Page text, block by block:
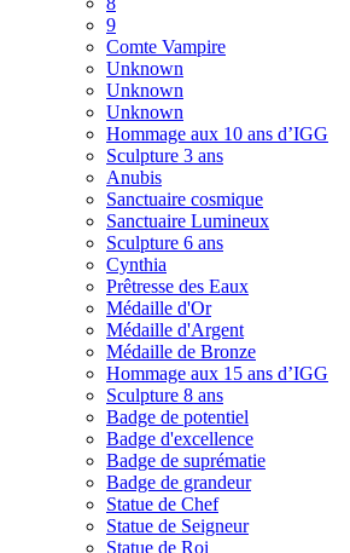
9
Comte Vampire
Unknown
Unknown
Unknown
Hommage aux 10 ans d’IGG
Sculpture 3 ans
Anubis
Sanctuaire cosmique
Sanctuaire Lumineux
Sculpture 6 ans
Cynthia
Prêtresse des Eaux
Médaille d'Or
Médaille d'Argent
Médaille de Bronze
Hommage aux 15 ans d’IGG
Sculpture 8 ans
Badge de potentiel
Badge d'excellence
Badge de suprématie
Badge de grandeur
Statue de Chef
Statue de Seigneur
Statue de Roi